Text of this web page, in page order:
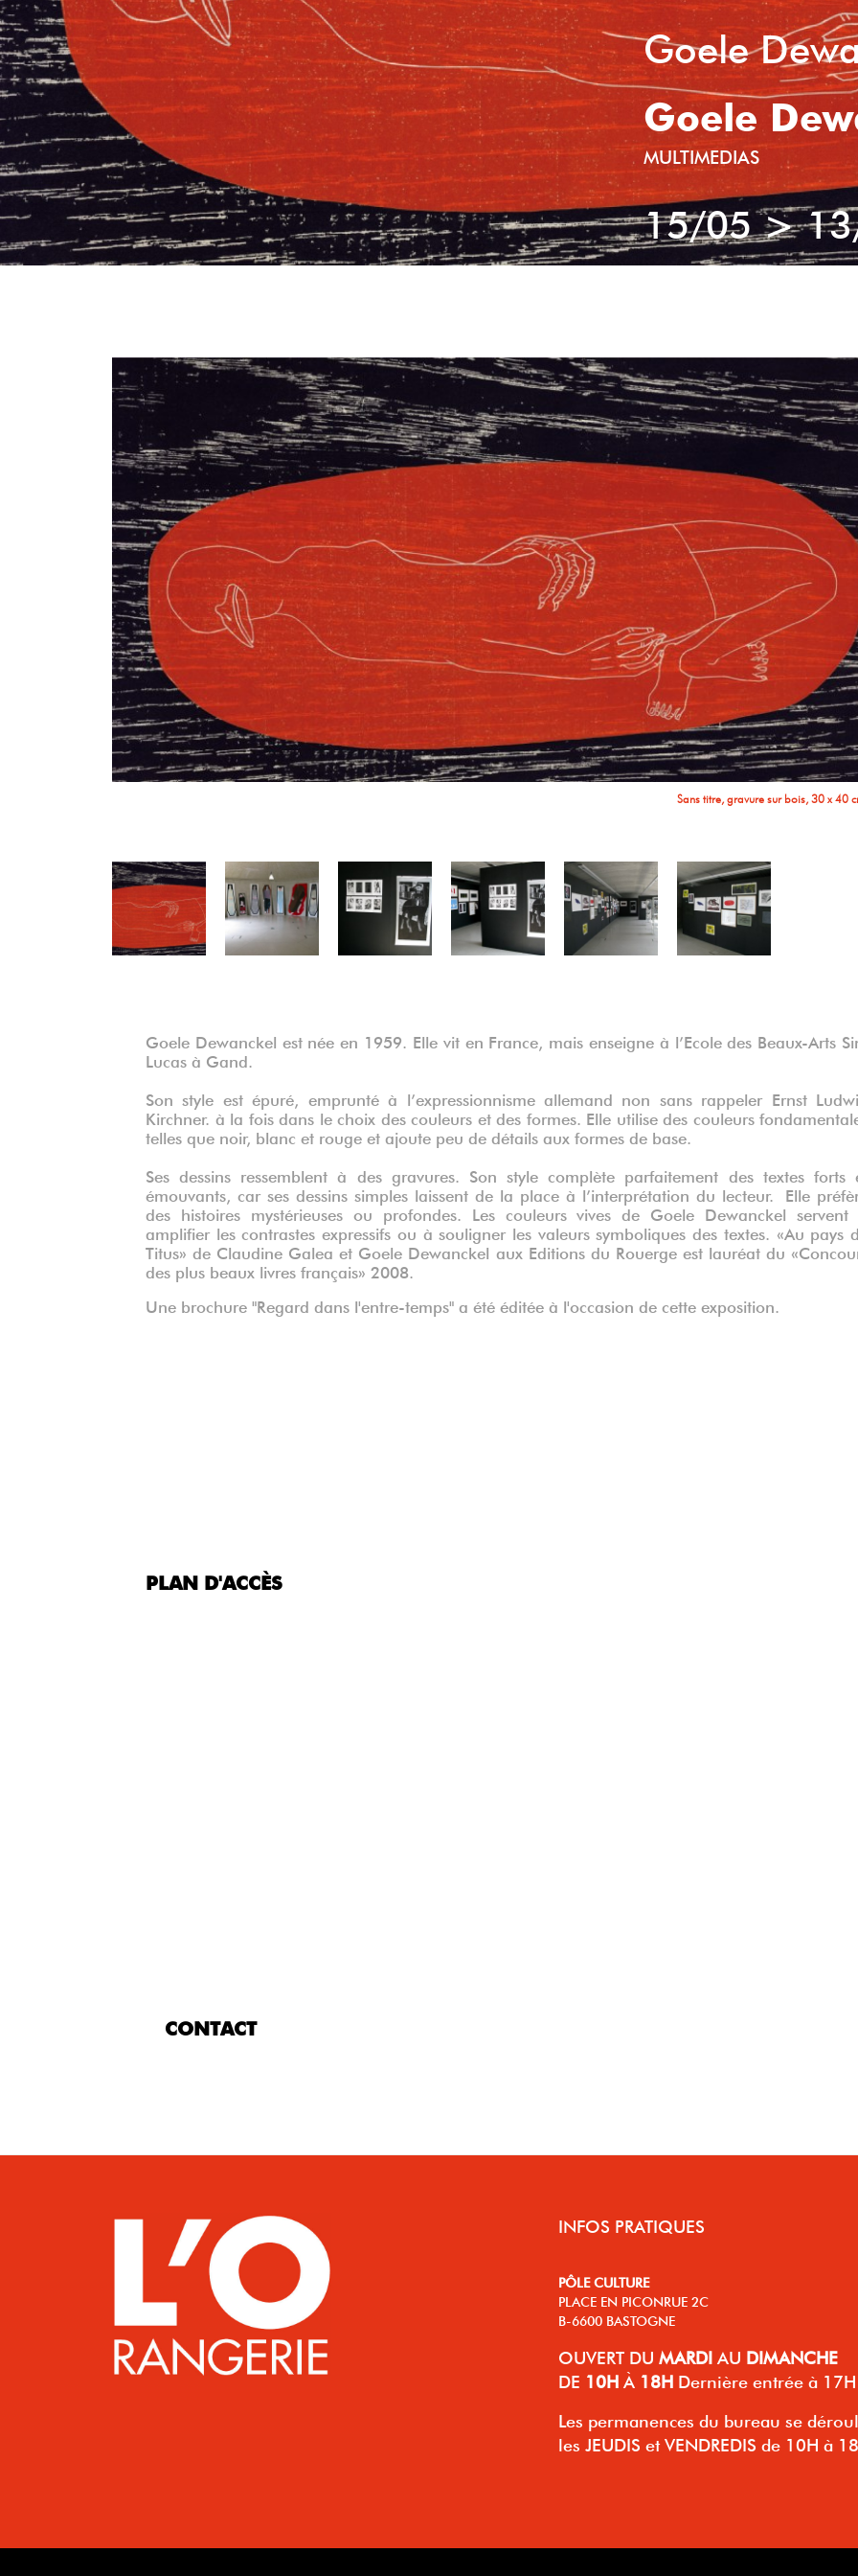
Goele
Goele
MULTIMEDIAS
15/05 >
Sans titre, gravure sur bois, 30 x 40
Précédent
Goele Dewanckel est née en 1959. Elle vit en France, mais enseigne à l’Ecole des Beaux-Arts
Lucas à Gand.
Son style est épuré, emprunté à l’expressionnisme allemand non sans rappeler Ernst
Kirchner. à la fois dans le choix des couleurs et des formes. Elle utilise des couleurs
telles que noir, blanc et rouge et ajoute peu de détails aux formes de base.
Ses dessins ressemblent à des gravures. Son style complète parfaitement des textes forts
émouvants, car ses dessins simples laissent de la place à l’interprétation du lecteur. Elle
des histoires mystérieuses ou profondes. Les couleurs vives de Goele Dewanckel servent
amplifier les contrastes expressifs ou à souligner les valeurs symboliques des textes. «Au pays
Titus» de Claudine Galea et Goele Dewanckel aux Editions du Rouerge est lauréat du
des plus beaux livres français» 2008.
Une brochure "Regard dans l'entre-temps" a été éditée à l'occasion de cette exposition.
PLAN D'ACCÈS
CONTACT
INFOS PRATIQUES
PÔLE CULTURE
PLACE EN PICONRUE 2C
B-6600 BASTOGNE
OUVERT DU MARDI AU DIMANCHE
DE 10H À 18H Dernière entrée à 17H
Les permanences du bureau se
les JEUDIS et VENDREDIS de 10H à